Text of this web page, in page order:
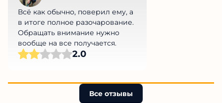
Всё как обычно, поверил ему, а
в итоге полное разочарование.
Обращать внимание нужно
вообще на все получается.
2.0
Все отзывы